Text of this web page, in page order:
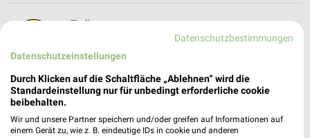
Tedi
23552 Lübeck
234,93 km
Tedi
Werner-Kock-Str. 4
Datenschutzbestimmungen
Datenschutzeinstellungen
Durch Klicken auf die Schaltfläche „Ablehnen“ wird die
Standardeinstellung nur für unbedingt erforderliche cookie
beibehalten.
Wir und unsere Partner speichern und/oder greifen auf Informationen auf
einem Gerät zu, wie z. B. eindeutige IDs in cookie und anderen